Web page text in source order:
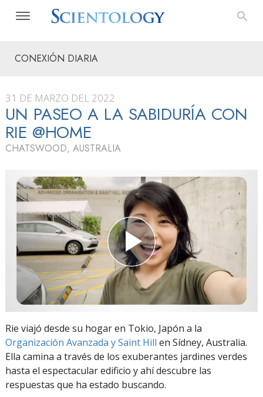
CONEXIÓN DIARIA
31 DE MARZO DEL 2022
UN PASEO A LA SABIDURÍA CON
RIE @HOME
CHATSWOOD, AUSTRALIA
Rie viajó desde su hogar en Tokio, Japón a la
Organización Avanzada y Saint Hill en Sídney, Australia.
Ella camina a través de los exuberantes jardines verdes
hasta el espectacular edificio y ahí descubre las
respuestas que ha estado buscando.